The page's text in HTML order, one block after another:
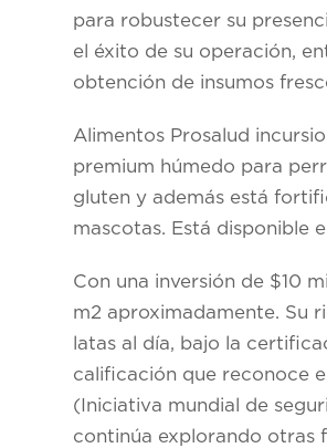
para robustecer su
el éxito de su operación,
obtención de insumos
Alimentos Prosalud
premium húmedo para
gluten y además está
mascotas. Está disponible
Con una inversión de $10
m2 aproximadamente. Su
latas al día, bajo la
calificación que reconoce
(Iniciativa mundial de
continúa explorando otras